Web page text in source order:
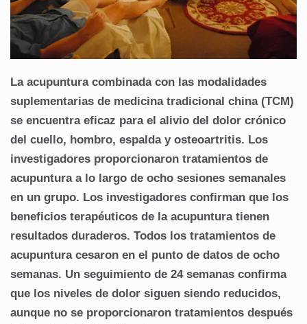
La acupuntura combinada con las modalidades
suplementarias de medicina tradicional china (TCM)
se encuentra eficaz para el alivio del dolor crónico
del cuello, hombro, espalda y osteoartritis. Los
investigadores proporcionaron tratamientos de
acupuntura a lo largo de ocho sesiones semanales
en un grupo. Los investigadores confirman que los
beneficios terapéuticos de la acupuntura tienen
resultados duraderos. Todos los tratamientos de
acupuntura cesaron en el punto de datos de ocho
semanas. Un seguimiento de 24 semanas confirma
que los niveles de dolor siguen siendo reducidos,
aunque no se proporcionaron tratamientos después